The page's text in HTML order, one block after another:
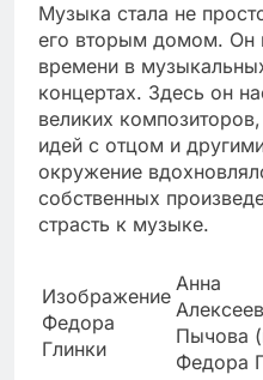
Музыка стала не
его вторым домом. Он
времени в
концертах. Здесь он
великих
идей с отцом и
окружение
собственных
страсть к музыке.
Изображение
Федора
Глинки
Анна
Пычова
Федора